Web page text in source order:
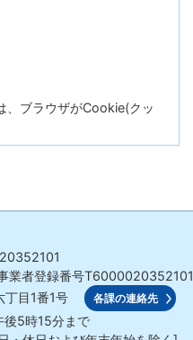
、ブラウザがCookie(クッ
業者登録番号T6000020352101
丁目1番1号 各課の連絡先
後5時15分まで